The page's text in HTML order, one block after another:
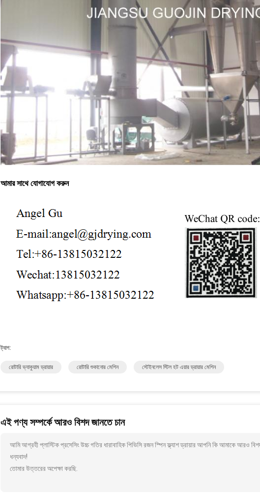
আমার সাথে যোগাযোগ করুন
ট্যাগ:
রোটারি ভ্যাকুয়াম ড্রায়ার রোটারি শুকানোর মেশিন স্টেইনলেস স্টিল হট এয়ার ড্রায়ার মেশিন
এই পণ্য সম্পর্কে আরও বিশদ জানতে চান
আমি আগ্রহী প্লাস্টিক প্রসেসিং উচ্চ গতির ধারাবাহিক পিভিসি রজন স্পিন ফ্ল্যাশ ড্রায়ার আপনি কি আমাকে আরও
ধন্যবাদ!
তোমার উত্তরের অপেক্ষা করছি.